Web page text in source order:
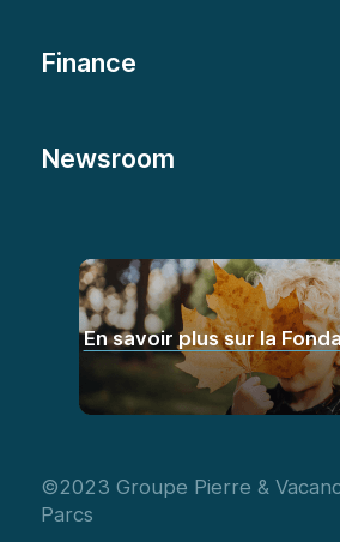
Finance
Newsroom
En savoir plus sur la
©2023 Groupe Pierre &
Parcs